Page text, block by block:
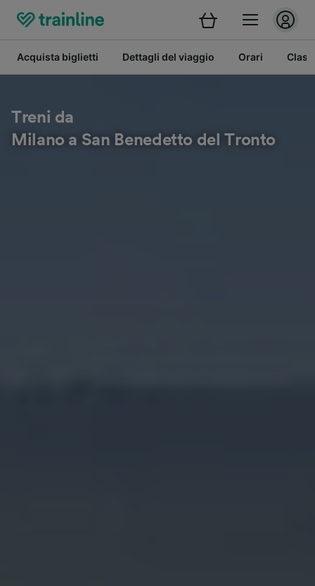
Acquista biglietti Dettagli del viaggio Orari
Treni da
Milano a San Benedetto del Tronto